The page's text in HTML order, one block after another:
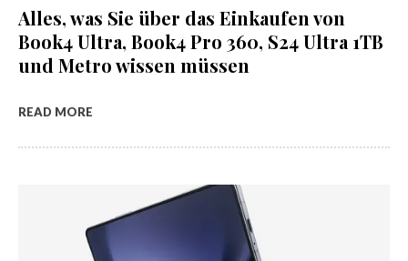
Alles, was Sie über das Einkaufen von
Book4 Ultra, Book4 Pro 360, S24 Ultra 1TB
und Metro wissen müssen
READ MORE